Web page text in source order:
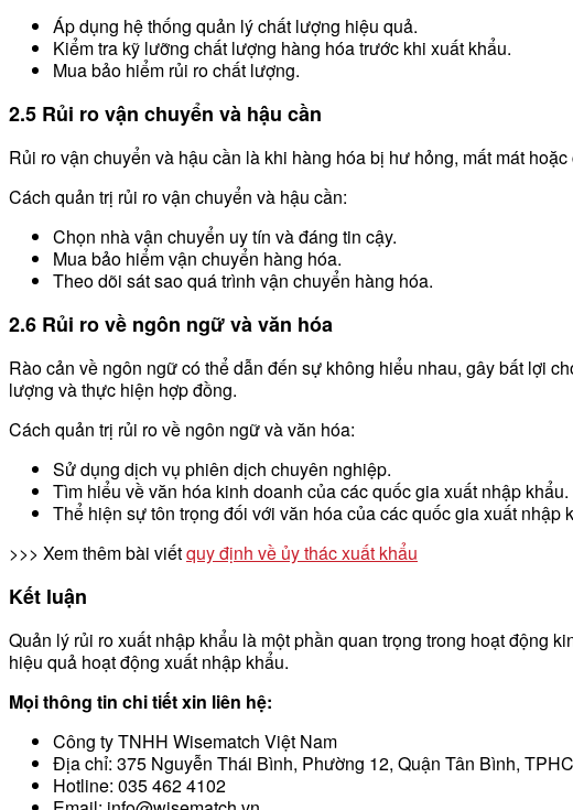
Áp dụng hệ thống quản lý chất lượng hiệu quả.
Kiểm tra kỹ lưỡng chất lượng hàng hóa trước khi xuất khẩu.
Mua bảo hiểm rủi ro chất lượng.
2.5 Rủi ro vận chuyển và hậu cần
Rủi ro vận chuyển và hậu cần là khi hàng hóa bị hư hỏng, mất mát
Cách quản trị rủi ro vận chuyển và hậu cần:
Chọn nhà vận chuyển uy tín và đáng tin cậy.
Mua bảo hiểm vận chuyển hàng hóa.
Theo dõi sát sao quá trình vận chuyển hàng hóa.
2.6 Rủi ro về ngôn ngữ và văn hóa
Rào cản về ngôn ngữ có thể dẫn đến sự không hiểu nhau, gây bất lợi
lượng và thực hiện hợp đồng.
Cách quản trị rủi ro về ngôn ngữ và văn hóa:
Sử dụng dịch vụ phiên dịch chuyên nghiệp.
Tìm hiểu về văn hóa kinh doanh của các quốc gia xuất nhập khẩu.
Thể hiện sự tôn trọng đối với văn hóa của các quốc gia xuất nhập
>>> Xem thêm bài viếtquy định về ủy thác xuất khẩu
Kết luận
Quản lý rủi ro xuất nhập khẩu là một phần quan trọng trong hoạt động
hiệu quả hoạt động xuất nhập khẩu.
Mọi thông tin chi tiết xin liên hệ:
Công ty TNHH Wisematch Việt Nam
Địa chỉ: 375 Nguyễn Thái Bình, Phường 12, Quận Tân Bình,
Hotline: 035 462 4102